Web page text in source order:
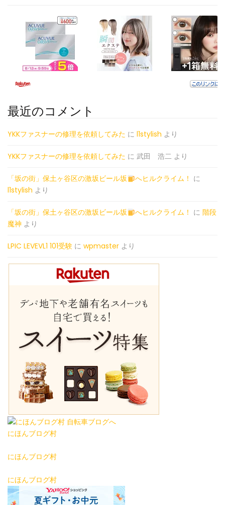
最近のコメント
YKKファスナーの修理を依頼してみた に l1stylish より
YKKファスナーの修理を依頼してみた に 武田 浩二 より
「坂の街」保土ヶ谷区の激坂ビール坂 へヒルクライム！ に
l1stylish より
「坂の街」保土ヶ谷区の激坂ビール坂 へヒルクライム！ に 階段
魔神 より
LPIC LEVEVL1 101受験 に wpmaster より
にほんブログ村
にほんブログ村
にほんブログ村